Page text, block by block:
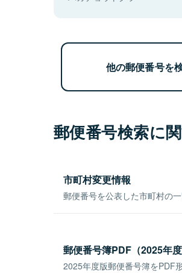
他の郵便番号を
郵便番号検索に
市町村変更情報
郵便番号を公表した市町村の
郵便番号簿PDF（2025年度
2025年度版郵便番号簿をPDF